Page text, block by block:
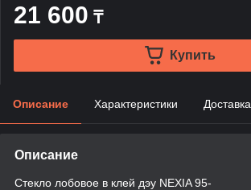
21 600 ₸
Купить
Описание Характеристики Доставка
Описание
Стекло лобовое в клей дэу NEXIA 95-